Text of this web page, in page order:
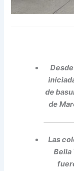
de
de
Las
Bella